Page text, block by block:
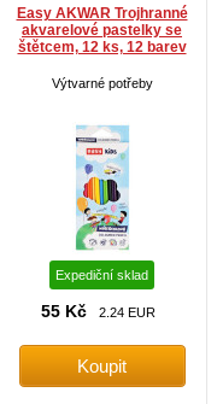
Easy AKWAR Trojhranné
akvarelové pastelky se
štětcem, 12 ks, 12 barev
Výtvarné potřeby
Expediční sklad
55 Kč 2.24 EUR